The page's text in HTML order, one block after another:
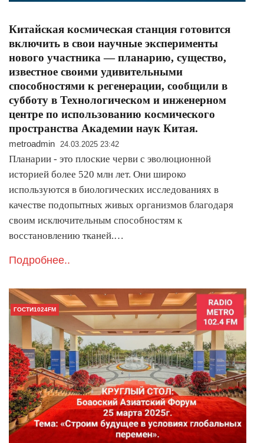
Китайская космическая станция готовится
включить в свои научные эксперименты
нового участника — планарию, существо,
известное своими удивительными
способностями к регенерации, сообщили в
субботу в Технологическом и инженерном
центре по использованию космического
пространства Академии наук Китая.
metroadmin 24.03.2025 23:42
Планарии - это плоские черви с эволюционной
историей более 520 млн лет. Они широко
используются в биологических исследованиях в
качестве подопытных живых организмов благодаря
своим исключительным способностям к
восстановлению тканей.…
Подробнее..
ГОСТИ1024FM